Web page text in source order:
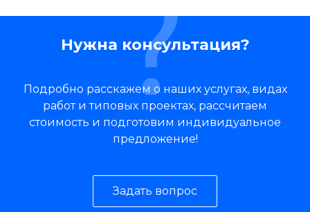
Нужна консультация?
Подробно расскажем о наших услугах, видах
работ и типовых проектах, рассчитаем
стоимость и подготовим индивидуальное
предложение!
Задать вопрос